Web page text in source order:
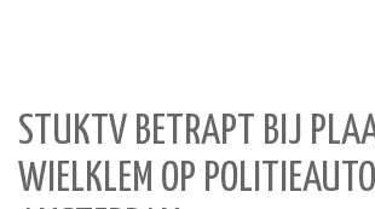
STUKTV BETRAPT BIJ
WIELKLEM OP